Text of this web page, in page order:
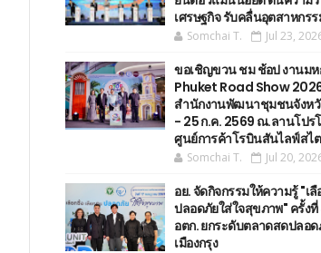
เศรษฐกิจ รับคลื่นอุตสาหกร
Somchai T. Jul 23,
ขอเชิญขวน ชม ช้อป งานมห
Phuket Road Show
สำนักงานพัฒนาชุมชนจังหวั
- 25 ก.ค. 2569 ณ.ลานโปร
ศูนย์การค้าโรบินสันไลฟ์สไ
Somchai T. Jul 20,
อย. จัดกิจกรรมให้ความรู้ "เ
ปลอดภัยใส่ใจสุขภาพ" ครั้ง
อตก. ยกระดับตลาดสดปลอด
เมืองกรุง